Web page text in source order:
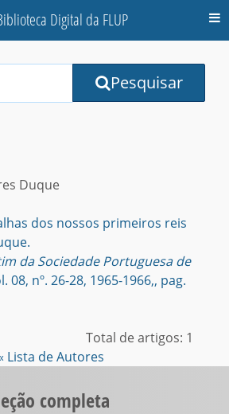
Digital da FLUP
Pesquisar
Duque
dos nossos primeiros reis
da Sociedade Portuguesa de
08, nº. 26-28, 1965-1966,, pag.
Total de artigos: 1
Lista de Autores
completa